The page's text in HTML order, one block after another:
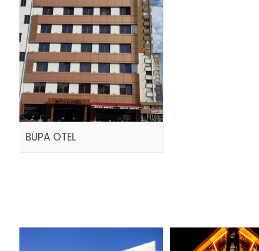
BÜPA OTEL